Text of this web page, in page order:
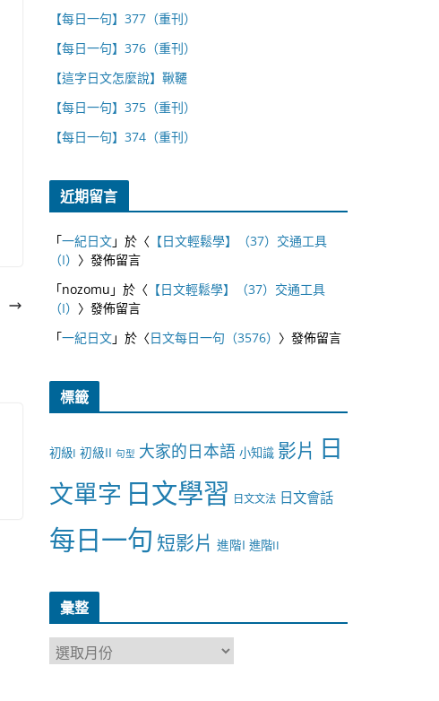
【每日一句】377（重刊）
【每日一句】376（重刊）
【這字日文怎麼說】鞦韆
【每日一句】375（重刊）
【每日一句】374（重刊）
近期留言
「一紀日文」於〈 【日文輕鬆學】（37）交通工具
（I） 〉發佈留言
「nozomu 」於〈 【日文輕鬆學】（37）交通工具
（I） 〉發佈留言
「一紀日文」於〈日文每日一句（3576） 〉發佈留言
標籤
初級I 初級II 句型 大家的日本語 小知識 影片 日
文單字 日文學習 日文文法 日文會話
每日一句 短影片 進階I 進階II
彙整
彙
整